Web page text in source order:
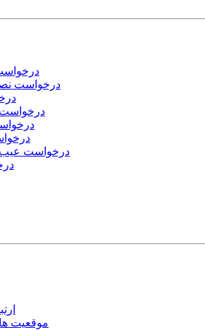
درخواست
درخواست
درخواست عیب
موقعیت